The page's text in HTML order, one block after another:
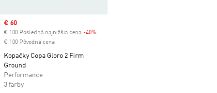
Sale price
€ 60
€ 100 Posledná najnižšia cena -40%
€ 100 Pôvodná cena
Kopačky Copa Gloro 2 Firm
Ground
Performance
3 farby